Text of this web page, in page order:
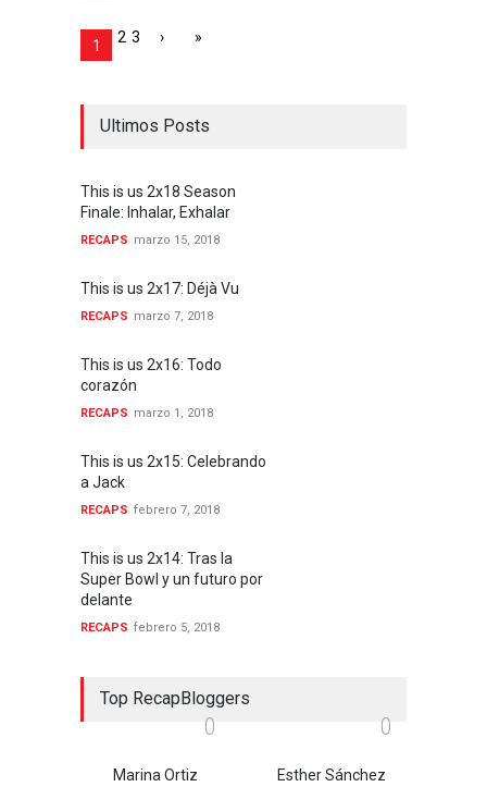
1 2 3 › »
Ultimos Posts
This is us 2x18 Season
Finale: Inhalar, Exhalar
RECAPS marzo 15, 2018
This is us 2x17: Déjà Vu
RECAPS marzo 7, 2018
This is us 2x16: Todo
corazón
RECAPS marzo 1, 2018
This is us 2x15: Celebrando
a Jack
RECAPS febrero 7, 2018
This is us 2x14: Tras la
Super Bowl y un futuro por
delante
RECAPS febrero 5, 2018
Top RecapBloggers
0
Marina Ortiz
0
Esther Sánchez